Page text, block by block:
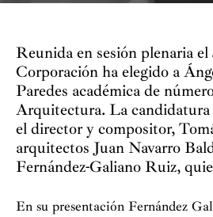
Reunida en sesión plenaria
Corporación ha elegido a
Paredes académica de
Arquitectura. La candidatura
el director y compositor,
arquitectos Juan Navarro
Fernández-Galiano Ruiz,
En su presentación Fernández